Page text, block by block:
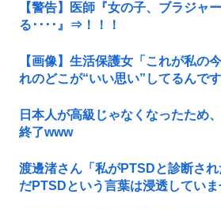
【警告】医師『女の子、ブラジャ
る････』⇒！！！
【画像】生活保護女「これが私の
れのどこが“いい思い”してるんで
日本人が高級じゃなくなったため
終了www
渡邊渚さん「私がPTSDと診断さ
だPTSDという言葉は浸透してい